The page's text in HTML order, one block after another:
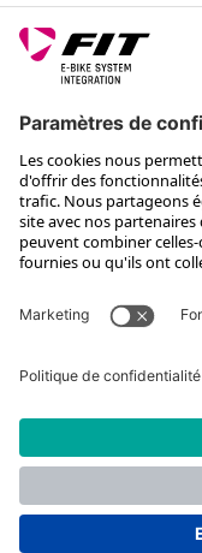
*Prix de vente
Rotax